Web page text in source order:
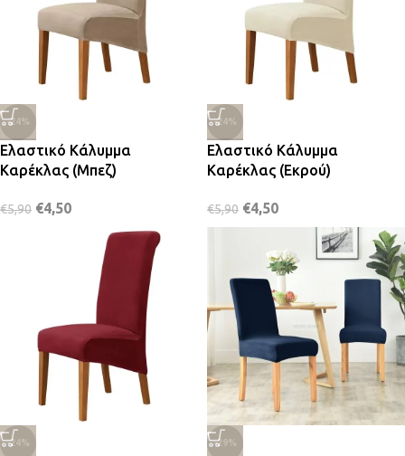
-24%
Ελαστικό Κάλυμμα
Καρέκλας (Μπεζ)
€5,90 €4,50
-24%
Ελαστικό Κάλυμμα
Καρέκλας (Εκρού)
€5,90 €4,50
-24% -29%